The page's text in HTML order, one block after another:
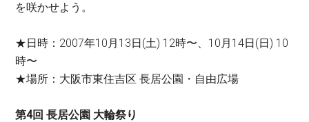
を咲かせよう。
★日時：2007年10月13日(土) 12時〜、10月14日(日) 10
時〜
★場所：大阪市東住吉区 長居公園・自由広場
第4回 長居公園 大輪祭り